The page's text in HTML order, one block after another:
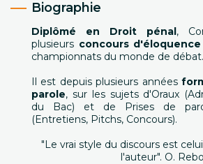
Biographie
Diplômé en Droit pénal,
plusieurs concours d'éloquence
championnats du monde de débat.
Il est depuis plusieurs années
parole, sur les sujets d'Oraux
du Bac) et de Prises de
(Entretiens, Pitchs, Concours).
"Le vrai style du discours est
l'auteur". O.